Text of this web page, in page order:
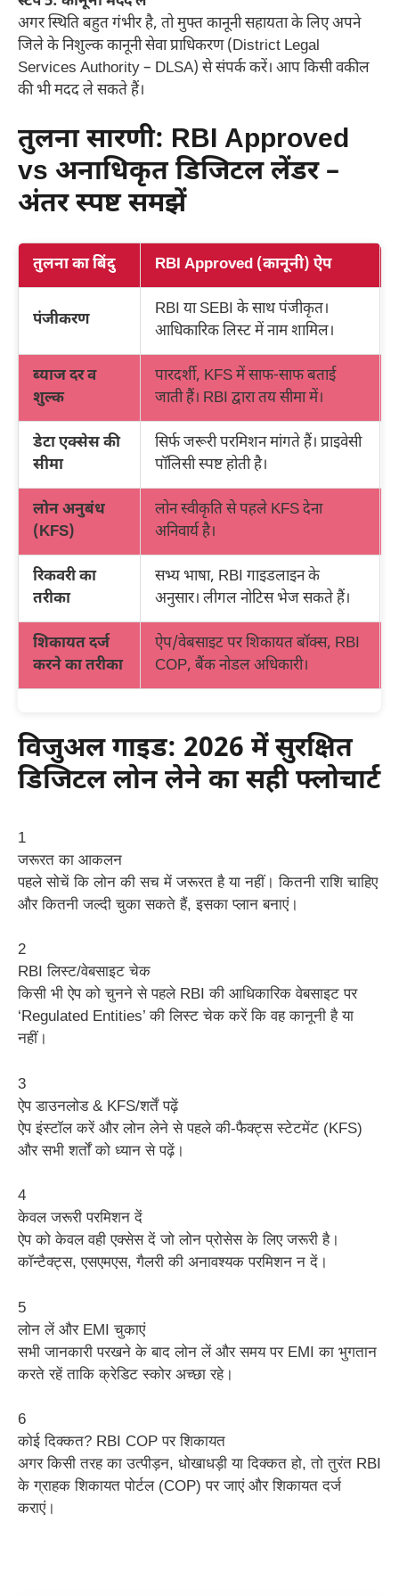
अगर स्थिति बहुत गंभीर है, तो मुफ्त कानूनी सहायता के लिए अपने
जिले के निशुल्क कानूनी सेवा प्राधिकरण (District Legal
Services Authority – DLSA) से संपर्क करें। आप किसी वकील
की भी मदद ले सकते हैं।
तुलना सारणी: RBI Approved
vs अनाधिकृत डिजिटल लेंडर –
अंतर स्पष्ट समझें
तुलना का बिंदु RBI Approved (कानूनी) ऐप
पंजीकरण
RBI या SEBI के साथ पंजीकृत।
आधिकारिक लिस्ट में नाम शामिल।
ब्याज दर व
शुल्क
पारदर्शी, KFS में साफ-साफ बताई
जाती हैं। RBI द्वारा तय सीमा में।
डेटा एक्सेस की
सीमा
सिर्फ जरूरी परमिशन मांगते हैं। प्राइवेसी
पॉलिसी स्पष्ट होती है।
लोन अनुबंध
(KFS)
लोन स्वीकृति से पहले KFS देना
अनिवार्य है।
रिकवरी का
तरीका
सभ्य भाषा, RBI गाइडलाइन के
अनुसार। लीगल नोटिस भेज सकते हैं।
शिकायत दर्ज
करने का तरीका
ऐप/वेबसाइट पर शिकायत बॉक्स, RBI
COP, बैंक नोडल अधिकारी।
विजुअल गाइड: 2026 में सुरक्षित
डिजिटल लोन लेने का सही फ्लोचार्ट
1
जरूरत का आकलन
पहले सोचें कि लोन की सच में जरूरत है या नहीं। कितनी राशि चाहिए
और कितनी जल्दी चुका सकते हैं, इसका प्लान बनाएं।
2
RBI लिस्ट/वेबसाइट चेक
किसी भी ऐप को चुनने से पहले RBI की आधिकारिक वेबसाइट पर
‘Regulated Entities’ की लिस्ट चेक करें कि वह कानूनी है या
नहीं।
3
ऐप डाउनलोड & KFS/शर्तें पढ़ें
ऐप इंस्टॉल करें और लोन लेने से पहले की-फैक्ट्स स्टेटमेंट (KFS)
और सभी शर्तों को ध्यान से पढ़ें।
4
केवल जरूरी परमिशन दें
ऐप को केवल वही एक्सेस दें जो लोन प्रोसेस के लिए जरूरी है।
कॉन्टैक्ट्स, एसएमएस, गैलरी की अनावश्यक परमिशन न दें।
5
लोन लें और EMI चुकाएं
सभी जानकारी परखने के बाद लोन लें और समय पर EMI का भुगतान
करते रहें ताकि क्रेडिट स्कोर अच्छा रहे।
6
कोई दिक्कत? RBI COP पर शिकायत
अगर किसी तरह का उत्पीड़न, धोखाधड़ी या दिक्कत हो, तो तुरंत RBI
के ग्राहक शिकायत पोर्टल (COP) पर जाएं और शिकायत दर्ज
कराएं।